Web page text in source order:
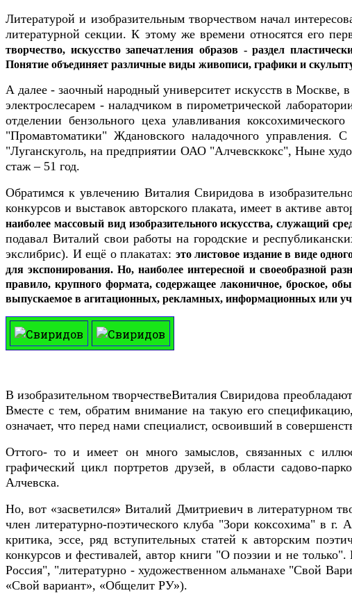
Литературой и изобразительным творчеством начал
литературной секции. К этому же времени относятся его
творчество, искусство запечатления образов - раздел
Понятие объединяет различные виды живописи, графики и
А далее - заочный народный университет искусств в Москве,
электрослесарем - наладчиком в пирометрической
отделении бензольного цеха улавливания
"Промавтоматики" Ждановского наладочного
"Луганскуголь, на предприятии ОАО "Алчевсккокс", Ныне
стаж – 51 год.
Обратимся к увлечению Виталия Свиридова в
конкурсов и выставок авторского плаката, имеет в активе
наиболее массовый вид изобразительного искусства, служащий
подавал Виталий свои работы на городские и
экслибрис). И ещё о плакатах: это листовое издание в виде
для экспонирования. Но, наиболее интересной и своеобразной
правило, крупного формата, содержащее лаконичное, броское,
выпускаемое в агитационных, рекламных, информационных или
В изобразительном творчествеВиталия Свиридова
Вместе с тем, обратим внимание на такую его
означает, что перед нами специалист, освоивший в
Оттого- то и имеет он много замыслов, связанных с
графический цикл портретов друзей, в области садово-
Алчевска.
Но, вот «засветился» Виталий Дмитриевич в литературном
член литературно-поэтического клуба "Зори коксохима" в
критика, эссе, ряд вступительных статей к авторским
конкурсов и фестивалей, автор книги "О поэзии и не
Россия", "литературно - художественном альманахе "Свой
«Свой вариант», «Общелит РУ»).